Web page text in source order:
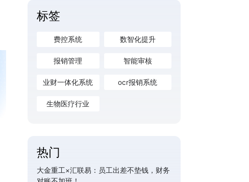
标签
费控系统 数智化提升
报销管理 智能审核
业财一体化系统 ocr报销系统
生物医疗行业
热门
大金重工×汇联易：员工出差不垫钱，财务